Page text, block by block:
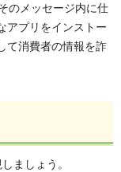
のメッセージ内に仕
アプリをインストー
て消費者の情報を詐
ましょう。